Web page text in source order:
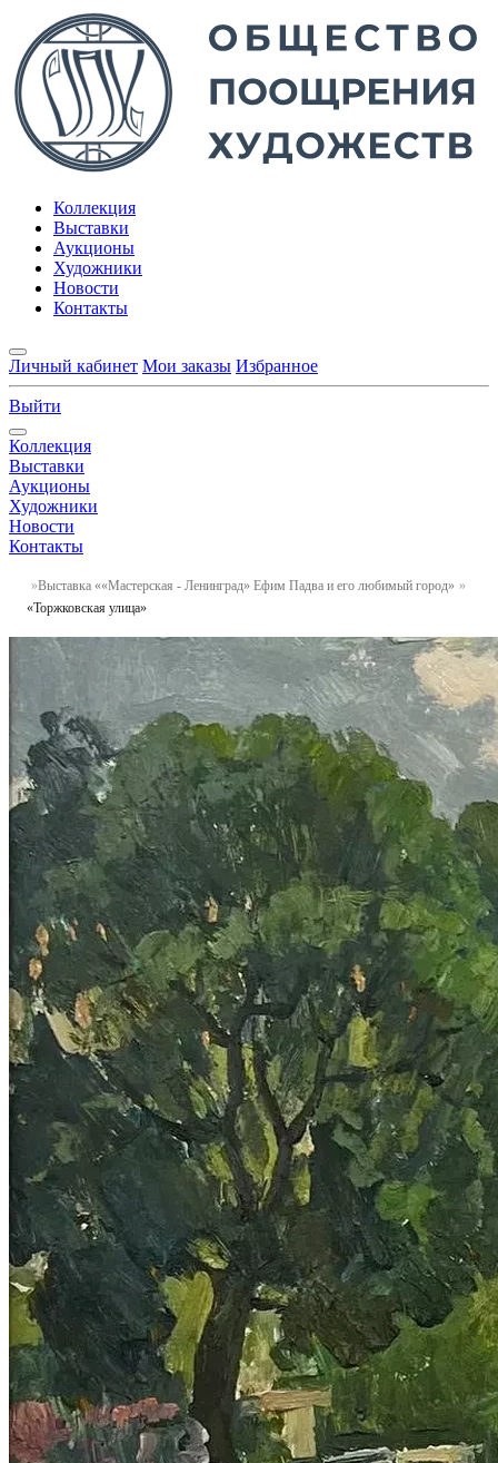
Коллекция
Выставки
Аукционы
Художники
Новости
Контакты
Личный кабинет Мои заказы Избранное
Выйти
Коллекция
Выставки
Аукционы
Художники
Новости
Контакты
Выставка ««Мастерская - Ленинград» Ефим Падва и его любимый город»
«Торжковская улица»